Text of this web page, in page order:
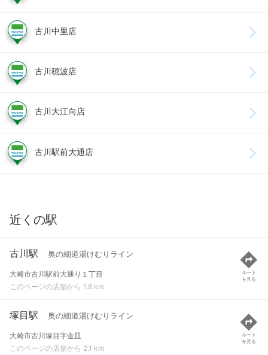
古川中里店
古川穂波店
古川大江向店
古川駅前大通店
近くの駅
古川駅 奥の細道湯けむりライン
大崎市古川駅前大通り１丁目
このページの店舗から 1.8 km
ルート
を見る
塚目駅 奥の細道湯けむりライン
大崎市古川塚目字金皿
このページの店舗から 2.1 km
ルート
を見る